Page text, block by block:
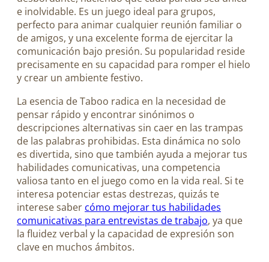
e inolvidable. Es un juego ideal para grupos,
perfecto para animar cualquier reunión familiar o
de amigos, y una excelente forma de ejercitar la
comunicación bajo presión. Su popularidad reside
precisamente en su capacidad para romper el hielo
y crear un ambiente festivo.
La esencia de Taboo radica en la necesidad de
pensar rápido y encontrar sinónimos o
descripciones alternativas sin caer en las trampas
de las palabras prohibidas. Esta dinámica no solo
es divertida, sino que también ayuda a mejorar tus
habilidades comunicativas, una competencia
valiosa tanto en el juego como en la vida real. Si te
interesa potenciar estas destrezas, quizás te
interese saber cómo mejorar tus habilidades
comunicativas para entrevistas de trabajo, ya que
la fluidez verbal y la capacidad de expresión son
clave en muchos ámbitos.